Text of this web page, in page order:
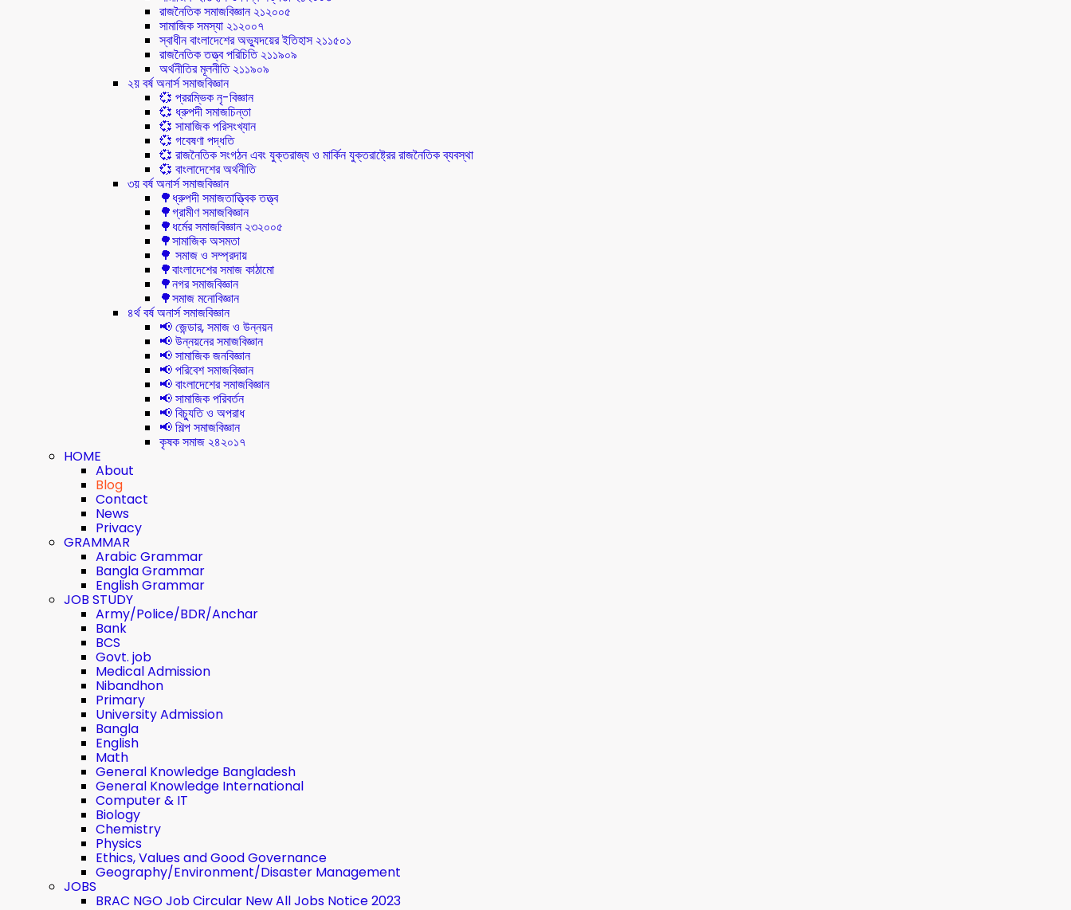
রাজনৈতিক সমাজবিজ্ঞান ২১২০০৫
সামাজিক সমস্যা ২১২০০৭
স্বাধীন বাংলাদেশের অভ্যুদয়ের ইতিহাস ২১১৫০১
রাজনৈতিক তত্ত্ব পরিচিতি ২১১৯০৯
অর্থনীতির মূলনীতি ২১১৯০৯
২য় বর্ষ অনার্স সমাজবিজ্ঞান
💞 প্ররম্ভিক নৃ-বিজ্ঞান
💞 ধ্রুপদী সমাজচিন্তা
💞 সামাজিক পরিসংখ্যান
💞 গবেষণা পদ্ধতি
💞 রাজনৈতিক সংগঠন এবং যুক্তরাজ্য ও মার্কিন যুক্তরাষ্ট্রের রাজনৈতিক ব্যবস্থা
💞 বাংলাদেশের অর্থনীতি
৩য় বর্ষ অনার্স সমাজবিজ্ঞান
🌳ধ্রুপদী সমাজতাত্ত্বিক তত্ত্ব
🌳গ্রামীণ সমাজবিজ্ঞান
🌳ধর্মের সমাজবিজ্ঞান ২৩২০০৫
🌳সামাজিক অসমতা
🌳 সমাজ ও সম্প্রদায়
🌳বাংলাদেশের সমাজ কাঠামো
🌳নগর সমাজবিজ্ঞান
🌳সমাজ মনোবিজ্ঞান
৪র্থ বর্ষ অনার্স সমাজবিজ্ঞান
📢 জেন্ডার, সমাজ ও উন্নয়ন
📢 উন্নয়নের সমাজবিজ্ঞান
📢 সামাজিক জনবিজ্ঞান
📢 পরিবেশ সমাজবিজ্ঞান
📢 বাংলাদেশের সমাজবিজ্ঞান
📢 সামাজিক পরিবর্তন
📢 বিচ্যুতি ও অপরাধ
📢 শিল্প সমাজবিজ্ঞান
কৃষক সমাজ ২৪২০১৭
HOME
About
Blog
Contact
News
Privacy
GRAMMAR
Arabic Grammar
Bangla Grammar
English Grammar
JOB STUDY
Army/Police/BDR/Anchar
Bank
BCS
Govt. job
Medical Admission
Nibandhon
Primary
University Admission
Bangla
English
Math
General Knowledge Bangladesh
General Knowledge International
Computer & IT
Biology
Chemistry
Physics
Ethics, Values ​​and Good Governance
Geography/Environment/Disaster Management
JOBS
BRAC NGO Job Circular New All Jobs Notice 2023